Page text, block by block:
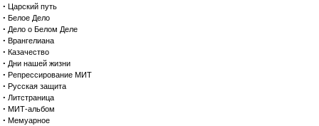
· Царский путь
· Белое Дело
· Дело о Белом Деле
· Врангелиана
· Казачество
· Дни нашей жизни
· Репрессирование МИТ
· Русская защита
· Литстраница
· МИТ-альбом
· Мемуарное